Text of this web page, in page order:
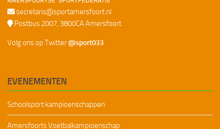
secretaris@sportamersfoort.nl
Postbus 2007, 3800CA Amersfoort
Volg ons op Twitter@sport033
EVENEMENTEN
Schoolsport kampioenschappen
Amersfoorts Voetbalkampioenschap